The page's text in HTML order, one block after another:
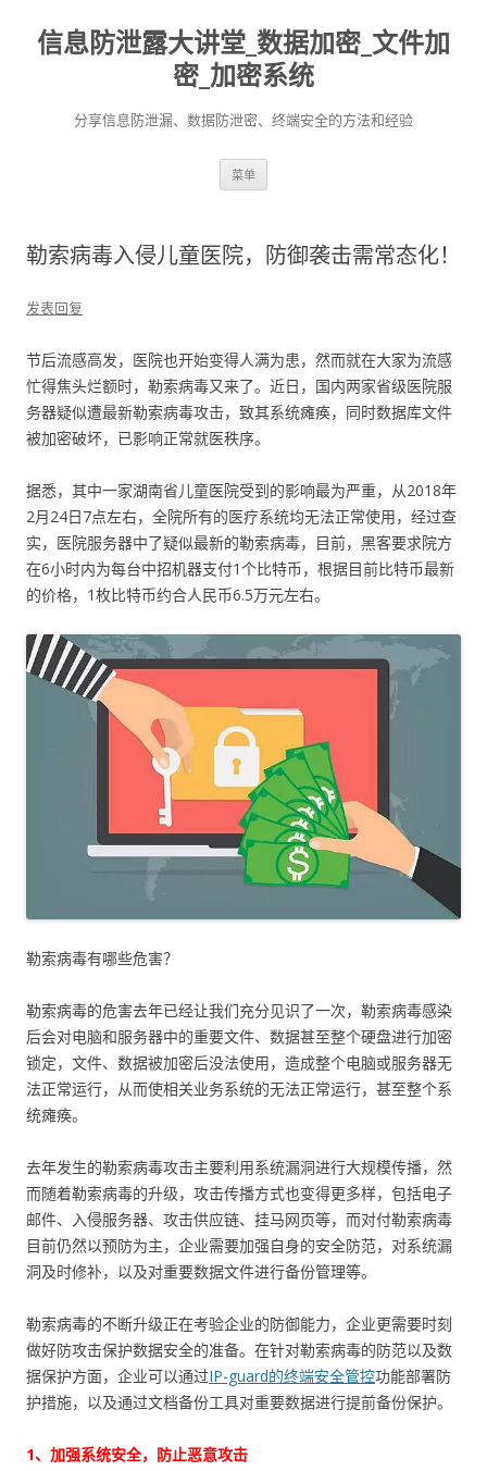
信息防泄露大讲堂_数据加密_文件加
密_加密系统
分享信息防泄漏、数据防泄密、终端安全的方法和经验
菜单
勒索病毒入侵儿童医院，防御袭击需常态化！
发表回复
节后流感高发，医院也开始变得人满为患，然而就在大家为流感
忙得焦头烂额时，勒索病毒又来了。近日，国内两家省级医院服
务器疑似遭最新勒索病毒攻击，致其系统瘫痪，同时数据库文件
被加密破坏，已影响正常就医秩序。
据悉，其中一家湖南省儿童医院受到的影响最为严重，从2018年
2月24日7点左右，全院所有的医疗系统均无法正常使用，经过查
实，医院服务器中了疑似最新的勒索病毒，目前，黑客要求院方
在6小时内为每台中招机器支付1个比特币，根据目前比特币最新
的价格，1枚比特币约合人民币6.5万元左右。
勒索病毒有哪些危害？
勒索病毒的危害去年已经让我们充分见识了一次，勒索病毒感染
后会对电脑和服务器中的重要文件、数据甚至整个硬盘进行加密
锁定，文件、数据被加密后没法使用，造成整个电脑或服务器无
法正常运行，从而使相关业务系统的无法正常运行，甚至整个系
统瘫痪。
去年发生的勒索病毒攻击主要利用系统漏洞进行大规模传播，然
而随着勒索病毒的升级，攻击传播方式也变得更多样，包括电子
邮件、入侵服务器、攻击供应链、挂马网页等，而对付勒索病毒
目前仍然以预防为主，企业需要加强自身的安全防范，对系统漏
洞及时修补，以及对重要数据文件进行备份管理等。
勒索病毒的不断升级正在考验企业的防御能力，企业更需要时刻
做好防攻击保护数据安全的准备。在针对勒索病毒的防范以及数
据保护方面，企业可以通过IP-guard的终端安全管控功能部署防
护措施，以及通过文档备份工具对重要数据进行提前备份保护。
1、加强系统安全，防止恶意攻击